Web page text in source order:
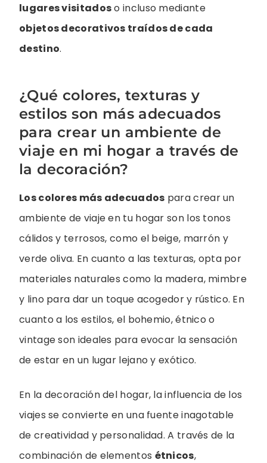
lugares visitadoso incluso mediante
objetos decorativos traídos de cada
destino.
¿Qué colores, texturas y
estilos son más adecuados
para crear un ambiente de
viaje en mi hogar a través de
la decoración?
Los colores más adecuados para crear un
ambiente de viaje en tu hogar son los tonos
cálidos y terrosos, como el beige, marrón y
verde oliva. En cuanto a las texturas, opta por
materiales naturales como la madera, mimbre
y lino para dar un toque acogedor y rústico. En
cuanto a los estilos, el bohemio, étnico o
vintage son ideales para evocar la sensación
de estar en un lugar lejano y exótico.
En la decoración del hogar, la influencia de los
viajes se convierte en una fuente inagotable
de creatividad y personalidad. A través de la
combinación de elementos étnicos,